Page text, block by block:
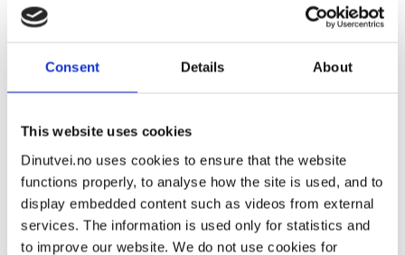
Consent Details About
This website uses cookies
Dinutvei.no uses cookies to ensure that the website
functions properly, to analyse how the site is used, and to
display embedded content such as videos from external
services. The information is used only for statistics and
to improve our website. We do not use cookies for
специалисты) также входят в систему
специализированного здравоохранения. Чтобы
получать лечение в районной психиатрической
вам необходима экстренная психологическая
помощь, можно обратиться непосредственно в
районную психиатрическую поликлинику.
Лечение предлагается в виде стабилизационного
курса и индивидуальных консультаций.